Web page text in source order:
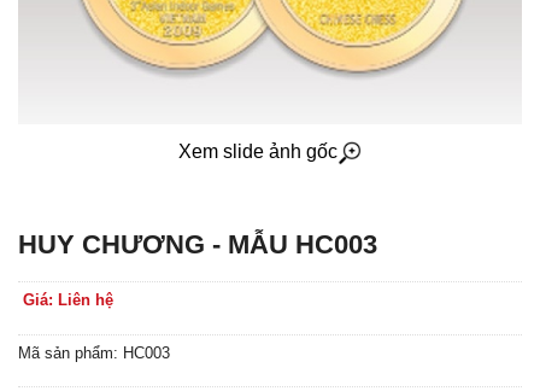
Xem slide ảnh gốc
HUY CHƯƠNG - MẪU HC003
Giá: Liên hệ
Mã sản phẩm: HC003